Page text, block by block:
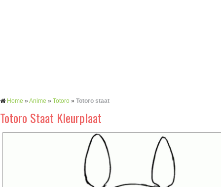
Home »Anime » Totoro » Totoro staat
Totoro Staat Kleurplaat